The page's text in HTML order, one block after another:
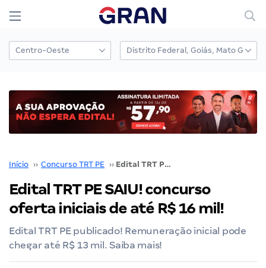
Início ›› Concurso TRT PE ›› Edital TRT PE SAIU! concurso oferta iniciais de até R$ 16 mil!
Edital TRT PE SAIU! concurso
oferta iniciais de até R$ 16 mil!
Edital TRT PE publicado! Remuneração inicial pode
chegar até R$ 13 mil. Saiba mais!